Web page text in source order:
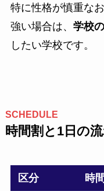
特に性格が慎重な
強い場合は、 学校
したい学校です。
SCHEDULE
時間割と1日の
区分 時